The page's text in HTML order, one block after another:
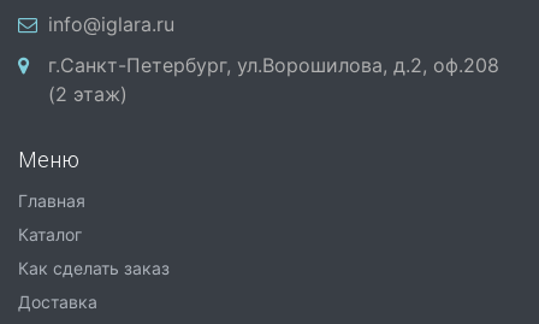
info@iglara.ru
г.Санкт-Петербург, ул.Ворошилова, д.2, оф.208
(2 этаж)
Меню
Главная
Каталог
Как сделать заказ
Доставка